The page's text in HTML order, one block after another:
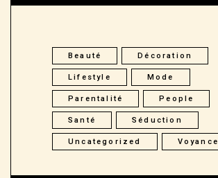
Beauté Décoration
Lifestyle Mode
Parentalité People
Santé Séduction
Uncategorized Voyance